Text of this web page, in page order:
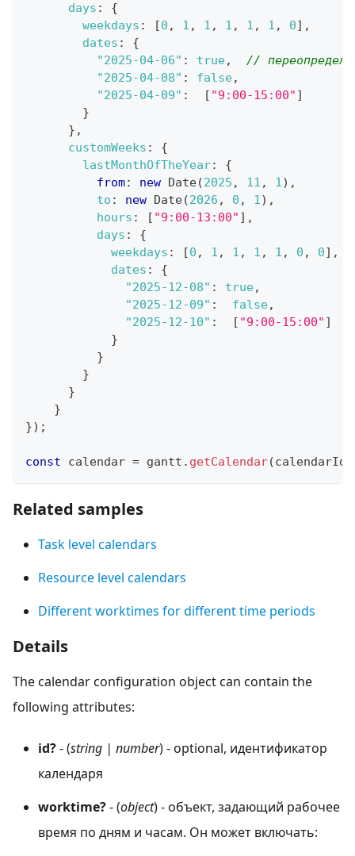
days :
{
weekdays : [0 , 1 , 1 , 1 , 1 , 1 , 0] ,
dates :
{
"2025-04-06" : true,
//
"2025-04-08" : false,
"2025-04-09" : [ "9:00-15:00" ]
}
} ,
customWeeks :
{
lastMonthOfTheYear:
{
from: new Date(2025 , 11 , 1) ,
to : new Date(2026 , 0 , 1) ,
hours : [ "9:00-13:00" ] ,
days :
{
weekdays : [0 , 1 , 1 , 1 , 1 , 0 , 0] ,
dates :
{
"2025-12-08" : true,
"2025-12-09" : false,
"2025-12-10" : [ "9:00-15:00" ]
}
}
}
}
}
}) ;
const calendar = gantt . getCalendar(calendarId
Related samples
Task level calendars
Resource level calendars
Different worktimes for different time periods
Details
The calendar configuration object can contain the
following attributes:
id?- (string | number) - optional, идентификатор
календаря
worktime?- (object) - объект, задающий рабочее
время по дням и часам. Он может включать: